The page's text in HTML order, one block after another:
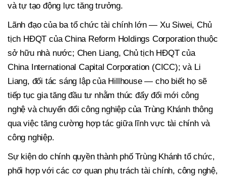
và tự tạo động lực tăng trưởng.
Lãnh đạo của ba tổ chức tài chính lớn — Xu Siwei, Chủ
tịch HĐQT của China Reform Holdings Corporation thuộc
sở hữu nhà nước; Chen Liang, Chủ tịch HĐQT của
China International Capital Corporation (CICC); và Li
Liang, đối tác sáng lập của Hillhouse — cho biết họ sẽ
tiếp tục gia tăng đầu tư nhằm thúc đẩy đổi mới công
nghệ và chuyển đổi công nghiệp của Trùng Khánh thông
qua việc tăng cường hợp tác giữa lĩnh vực tài chính và
công nghiệp.
Sự kiện do chính quyền thành phố Trùng Khánh tổ chức,
phối hợp với các cơ quan phụ trách tài chính, công nghệ,